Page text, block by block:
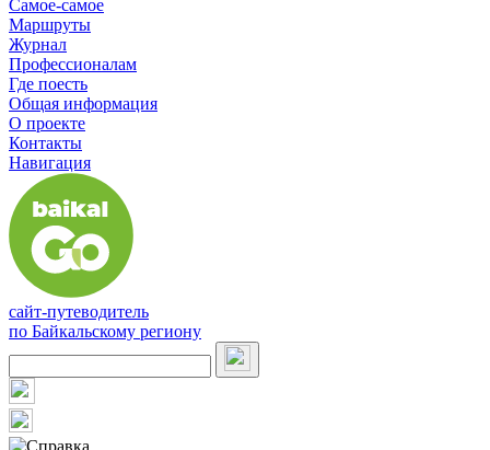
Самое-самое
Маршруты
Журнал
Профессионалам
Где поесть
Общая информация
О проекте
Контакты
Навигация
сайт-путеводитель
по Байкальскому региону